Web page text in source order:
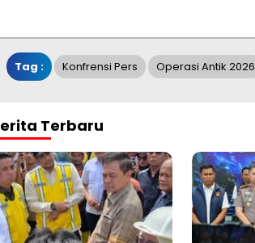
Tag : Konfrensi Pers Operasi Antik 2026
Terbaru